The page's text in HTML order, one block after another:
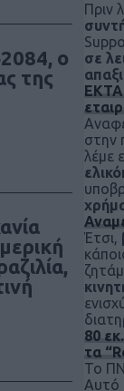
ο
της
Πριν
σε
στην
λέμε
Έτσι,
80
τα
Το
Αυτό